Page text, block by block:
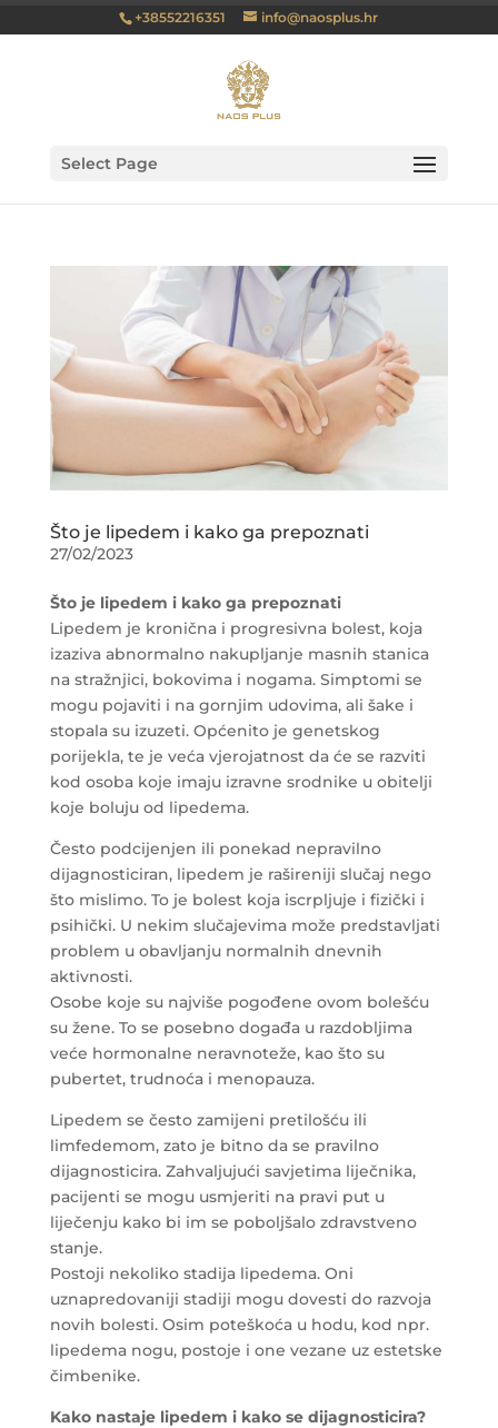
+38552216351 info@naosplus.hr
Select Page
Što je lipedem i kako ga prepoznati
27/02/2023
Što je lipedem i kako ga prepoznati
Lipedem je kronična i progresivna bolest, koja
izaziva abnormalno nakupljanje masnih stanica
na stražnjici, bokovima i nogama. Simptomi se
mogu pojaviti i na gornjim udovima, ali šake i
stopala su izuzeti. Općenito je genetskog
porijekla, te je veća vjerojatnost da će se razviti
kod osoba koje imaju izravne srodnike u obitelji
koje boluju od lipedema.
Često podcijenjen ili ponekad nepravilno
dijagnosticiran, lipedem je rašireniji slučaj nego
što mislimo. To je bolest koja iscrpljuje i fizički i
psihički. U nekim slučajevima može predstavljati
problem u obavljanju normalnih dnevnih
aktivnosti.
Osobe koje su najviše pogođene ovom bolešću
su žene. To se posebno događa u razdobljima
veće hormonalne neravnoteže, kao što su
pubertet, trudnoća i menopauza.
Lipedem se često zamijeni pretilošću ili
limfedemom, zato je bitno da se pravilno
dijagnosticira. Zahvaljujući savjetima liječnika,
pacijenti se mogu usmjeriti na pravi put u
liječenju kako bi im se poboljšalo zdravstveno
stanje.
Postoji nekoliko stadija lipedema. Oni
uznapredovaniji stadiji mogu dovesti do razvoja
novih bolesti. Osim poteškoća u hodu, kod npr.
lipedema nogu, postoje i one vezane uz estetske
čimbenike.
Kako nastaje lipedem i kako se dijagnosticira?